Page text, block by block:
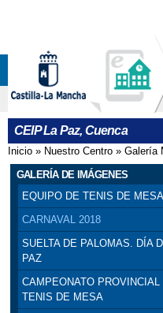
CEIP La Paz, Cuenca
Se encuentra
Inicio » Nuestro Centro » Galería
GALERÍA DE IMÁGENES
EQUIPO DE TENIS DE
CARNAVAL 2018
SUELTA DE PALOMAS. DÍA
PAZ
CAMPEONATO PROVINCIAL
TENIS DE MESA